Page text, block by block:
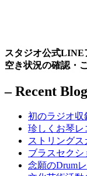
スタジオ公式LINE
空き状況の確認・
– Recent
初のラジオ収
珍しくお琴レ
ストリングス
ブラスセクシ
念願のDrum